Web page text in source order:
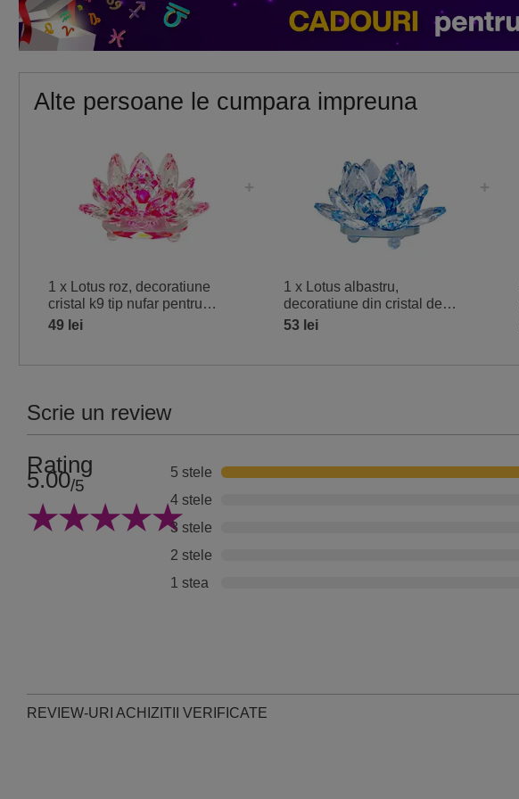
Alte persoane le cumpara impreuna
1 x Lotus roz, decoratiune
cristal k9 tip nufar pentru
armonie, 8 cm
49 lei
1 x Lotus albastru,
decoratiune din cristal de
sticla tip nufar, amuleta pentru
53 lei
Scrie un review
Rating
5.00/5
5 stele
4 stele
3 stele
2 stele
1 stea
REVIEW-URI ACHIZITII VERIFICATE